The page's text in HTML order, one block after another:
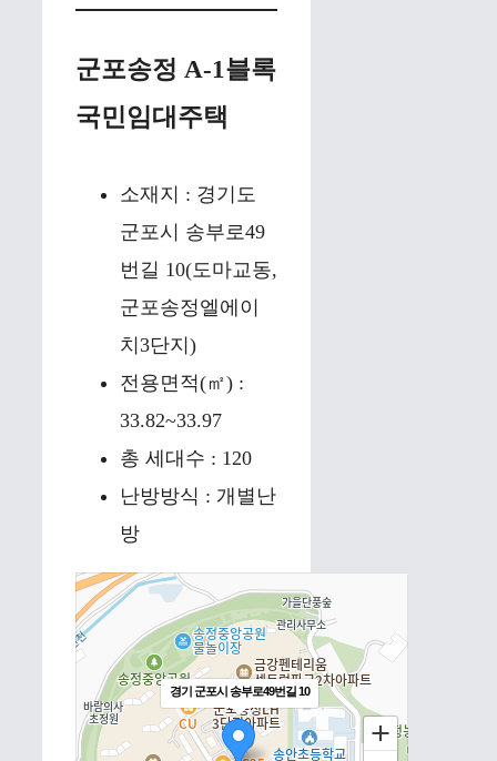
군포송정 A-1블록
국민임대주택
소재지 : 경기도
군포시 송부로49
번길 10(도마교동,
군포송정엘에이
치3단지)
전용면적(㎡) :
33.82~33.97
총 세대수 : 120
난방방식 : 개별난
방
경기 군포시 송부로49번길 10